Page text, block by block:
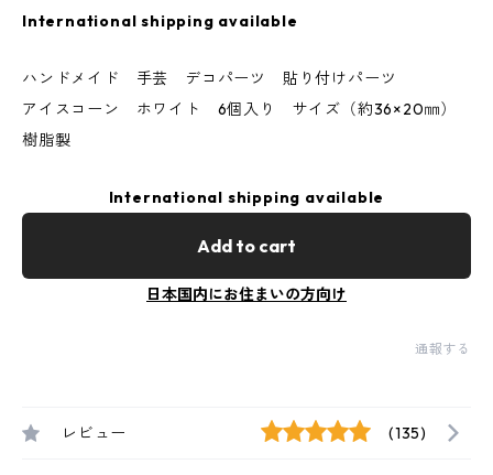
International shipping available
ハンドメイド 手芸 デコパーツ 貼り付けパーツ
アイスコーン ホワイト 6個入り サイズ（約36×20㎜）
樹脂製
International shipping available
Add to cart
日本国内にお住まいの方向け
通報する
レビュー (135)